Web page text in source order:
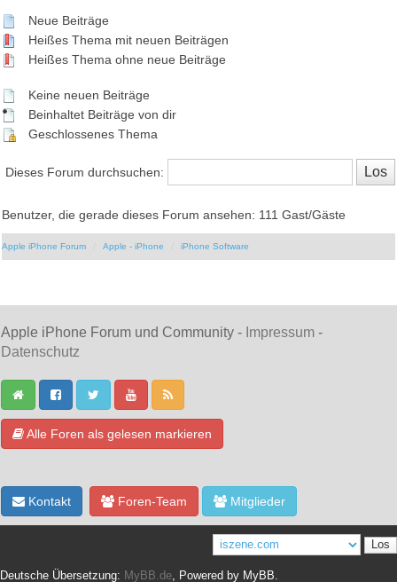
Neue Beiträge
Heißes Thema mit neuen Beiträgen
Heißes Thema ohne neue Beiträge
Keine neuen Beiträge
Beinhaltet Beiträge von dir
Geschlossenes Thema
Dieses Forum durchsuchen:
Benutzer, die gerade dieses Forum ansehen: 111 Gast/Gäste
Apple iPhone Forum Apple - iPhone iPhone Software
Apple iPhone Forum und Community - Impressum -
Datenschutz
Alle Foren als gelesen markieren
Kontakt Foren-Team Mitglieder
Deutsche Übersetzung: MyBB.de , Powered by MyBB